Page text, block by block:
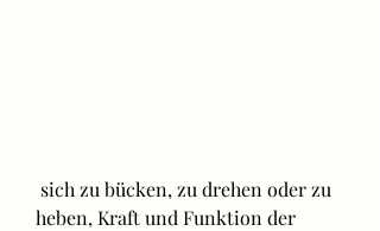
heben, Kraft und Funktion der